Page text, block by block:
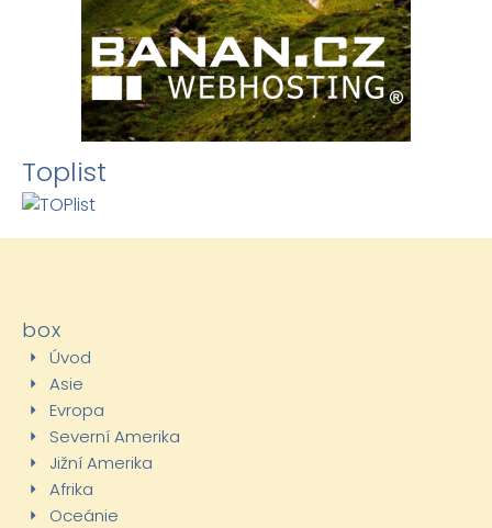
Toplist
box
Úvod
Asie
Evropa
Severní Amerika
Jižní Amerika
Afrika
Oceánie